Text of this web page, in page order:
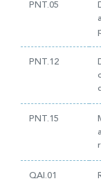
PNT.05
PNT.12
PNT.15
QAI.01